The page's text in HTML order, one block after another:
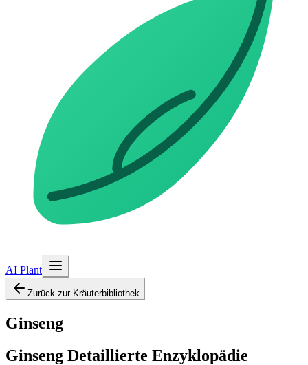
AI Plant
Zurück zur Kräuterbibliothek
Ginseng
Ginseng Detaillierte Enzyklopädie